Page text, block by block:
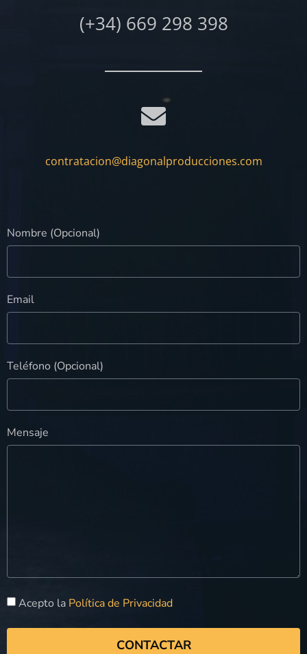
(+34) 669 298 398
contratacion@diagonalproducciones.com
Nombre (Opcional)
Email
Teléfono (Opcional)
Mensaje
Acepto la Política de Privacidad
CONTACTAR